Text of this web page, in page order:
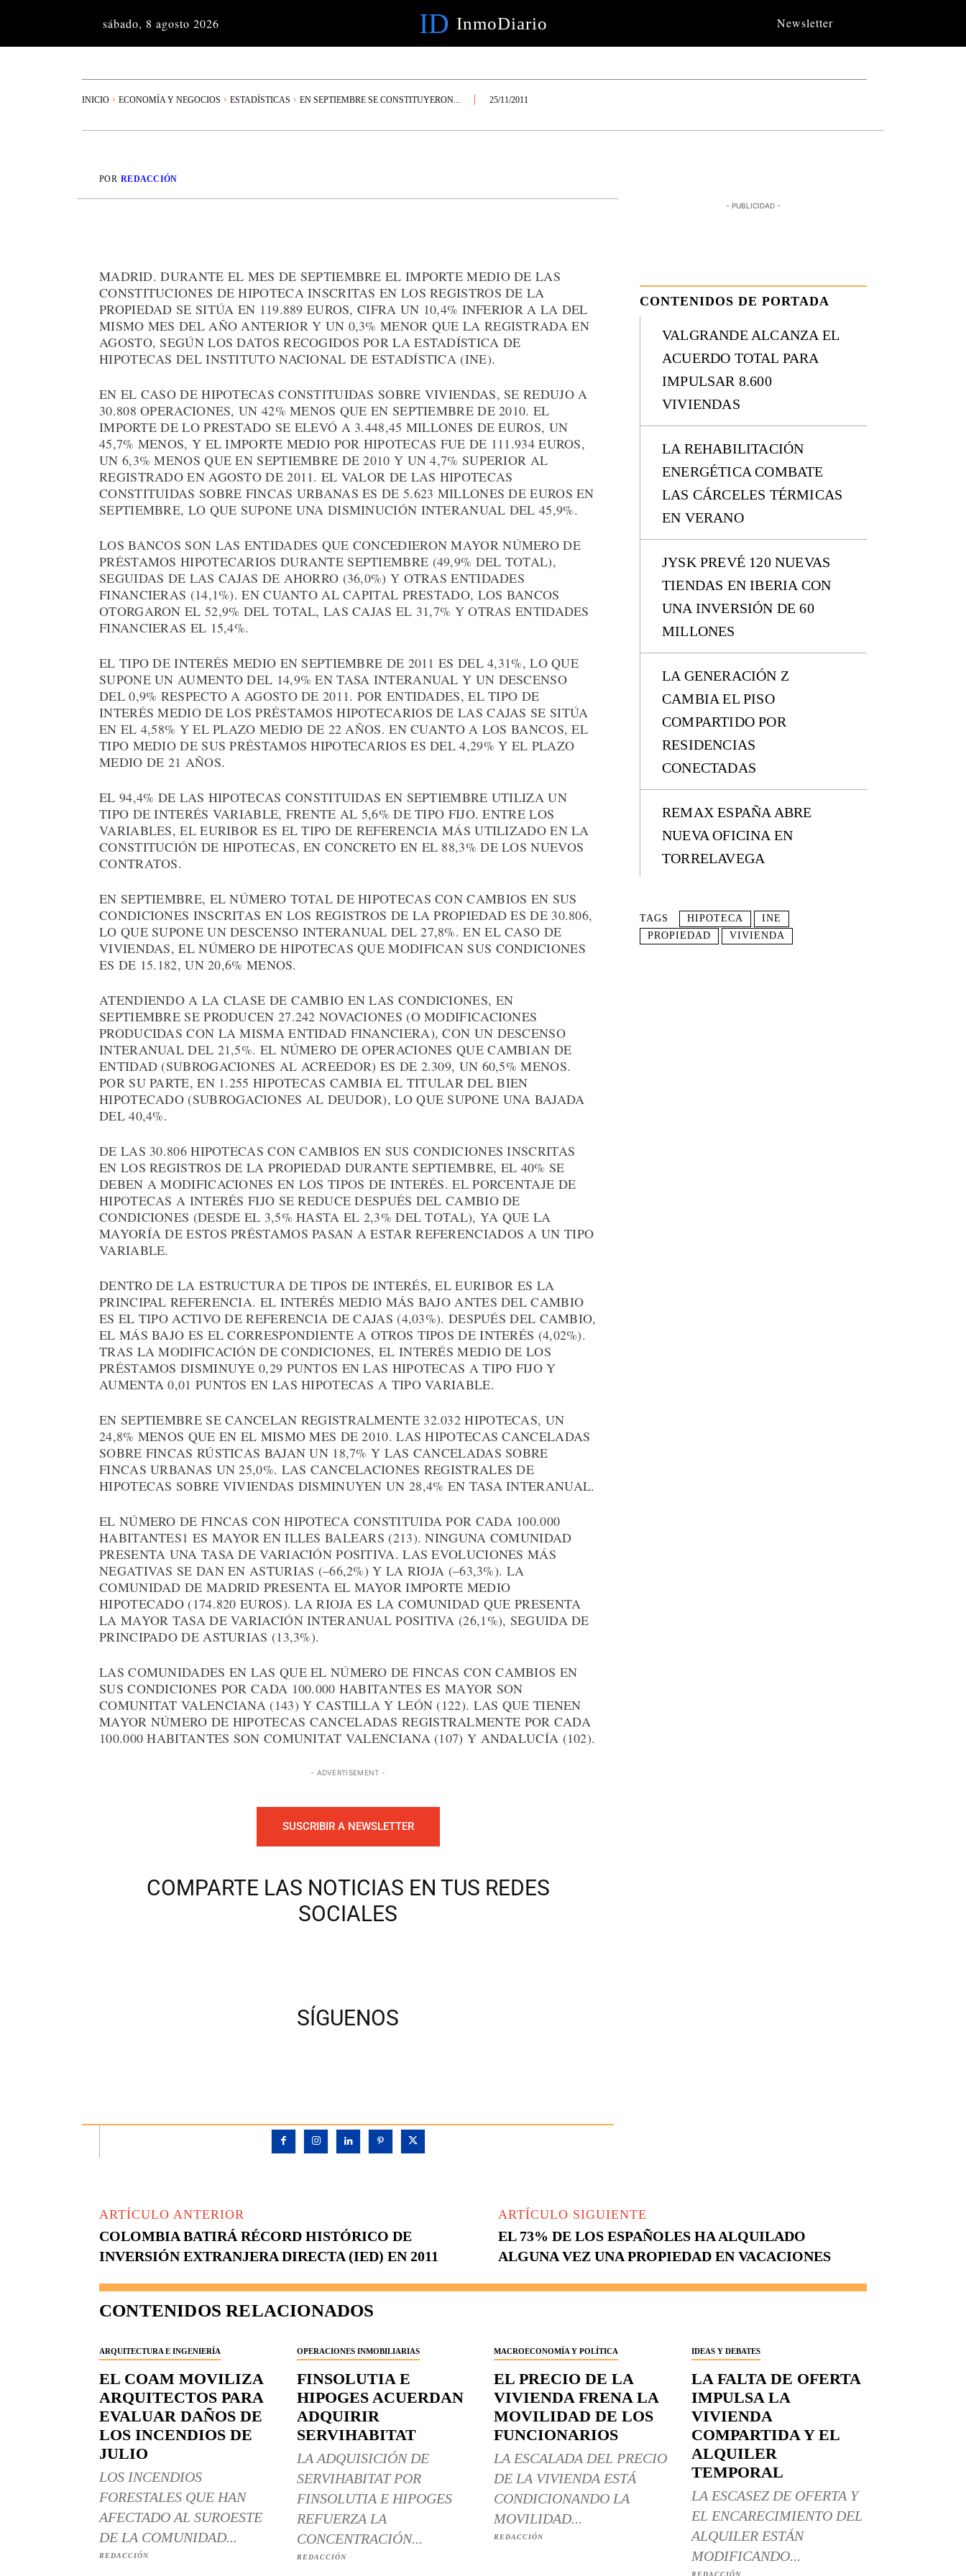
sábado, 8 agosto 2026 ID InmoDiario Newsletter
INICIO ECONOMÍA Y NEGOCIOS ESTADÍSTICAS EN SEPTIEMBRE SE CONSTITUYERON... 25/11/2011
POR REDACCIÓN
MADRID. DURANTE EL MES DE SEPTIEMBRE EL IMPORTE MEDIO DE LAS
CONSTITUCIONES DE HIPOTECA INSCRITAS EN LOS REGISTROS DE LA
PROPIEDAD SE SITÚA EN 119.889 EUROS, CIFRA UN 10,4% INFERIOR A LA DEL
MISMO MES DEL AÑO ANTERIOR Y UN 0,3% MENOR QUE LA REGISTRADA EN
AGOSTO, SEGÚN LOS DATOS RECOGIDOS POR LA ESTADÍSTICA DE
HIPOTECAS DEL INSTITUTO NACIONAL DE ESTADÍSTICA (INE).
EN EL CASO DE HIPOTECAS CONSTITUIDAS SOBRE VIVIENDAS, SE REDUJO A
30.808 OPERACIONES, UN 42% MENOS QUE EN SEPTIEMBRE DE 2010. EL
IMPORTE DE LO PRESTADO SE ELEVÓ A 3.448,45 MILLONES DE EUROS, UN
45,7% MENOS, Y EL IMPORTE MEDIO POR HIPOTECAS FUE DE 111.934 EUROS,
UN 6,3% MENOS QUE EN SEPTIEMBRE DE 2010 Y UN 4,7% SUPERIOR AL
REGISTRADO EN AGOSTO DE 2011. EL VALOR DE LAS HIPOTECAS
CONSTITUIDAS SOBRE FINCAS URBANAS ES DE 5.623 MILLONES DE EUROS EN
SEPTIEMBRE, LO QUE SUPONE UNA DISMINUCIÓN INTERANUAL DEL 45,9%.
LOS BANCOS SON LAS ENTIDADES QUE CONCEDIERON MAYOR NÚMERO DE
PRÉSTAMOS HIPOTECARIOS DURANTE SEPTIEMBRE (49,9% DEL TOTAL),
SEGUIDAS DE LAS CAJAS DE AHORRO (36,0%) Y OTRAS ENTIDADES
FINANCIERAS (14,1%). EN CUANTO AL CAPITAL PRESTADO, LOS BANCOS
OTORGARON EL 52,9% DEL TOTAL, LAS CAJAS EL 31,7% Y OTRAS ENTIDADES
FINANCIERAS EL 15,4%.
EL TIPO DE INTERÉS MEDIO EN SEPTIEMBRE DE 2011 ES DEL 4,31%, LO QUE
SUPONE UN AUMENTO DEL 14,9% EN TASA INTERANUAL Y UN DESCENSO
DEL 0,9% RESPECTO A AGOSTO DE 2011. POR ENTIDADES, EL TIPO DE
INTERÉS MEDIO DE LOS PRÉSTAMOS HIPOTECARIOS DE LAS CAJAS SE SITÚA
EN EL 4,58% Y EL PLAZO MEDIO DE 22 AÑOS. EN CUANTO A LOS BANCOS, EL
TIPO MEDIO DE SUS PRÉSTAMOS HIPOTECARIOS ES DEL 4,29% Y EL PLAZO
MEDIO DE 21 AÑOS.
EL 94,4% DE LAS HIPOTECAS CONSTITUIDAS EN SEPTIEMBRE UTILIZA UN
TIPO DE INTERÉS VARIABLE, FRENTE AL 5,6% DE TIPO FIJO. ENTRE LOS
VARIABLES, EL EURIBOR ES EL TIPO DE REFERENCIA MÁS UTILIZADO EN LA
CONSTITUCIÓN DE HIPOTECAS, EN CONCRETO EN EL 88,3% DE LOS NUEVOS
CONTRATOS.
EN SEPTIEMBRE, EL NÚMERO TOTAL DE HIPOTECAS CON CAMBIOS EN SUS
CONDICIONES INSCRITAS EN LOS REGISTROS DE LA PROPIEDAD ES DE 30.806,
LO QUE SUPONE UN DESCENSO INTERANUAL DEL 27,8%. EN EL CASO DE
VIVIENDAS, EL NÚMERO DE HIPOTECAS QUE MODIFICAN SUS CONDICIONES
ES DE 15.182, UN 20,6% MENOS.
ATENDIENDO A LA CLASE DE CAMBIO EN LAS CONDICIONES, EN
SEPTIEMBRE SE PRODUCEN 27.242 NOVACIONES (O MODIFICACIONES
PRODUCIDAS CON LA MISMA ENTIDAD FINANCIERA), CON UN DESCENSO
INTERANUAL DEL 21,5%. EL NÚMERO DE OPERACIONES QUE CAMBIAN DE
ENTIDAD (SUBROGACIONES AL ACREEDOR) ES DE 2.309, UN 60,5% MENOS.
POR SU PARTE, EN 1.255 HIPOTECAS CAMBIA EL TITULAR DEL BIEN
HIPOTECADO (SUBROGACIONES AL DEUDOR), LO QUE SUPONE UNA BAJADA
DEL 40,4%.
DE LAS 30.806 HIPOTECAS CON CAMBIOS EN SUS CONDICIONES INSCRITAS
EN LOS REGISTROS DE LA PROPIEDAD DURANTE SEPTIEMBRE, EL 40% SE
DEBEN A MODIFICACIONES EN LOS TIPOS DE INTERÉS. EL PORCENTAJE DE
HIPOTECAS A INTERÉS FIJO SE REDUCE DESPUÉS DEL CAMBIO DE
CONDICIONES (DESDE EL 3,5% HASTA EL 2,3% DEL TOTAL), YA QUE LA
MAYORÍA DE ESTOS PRÉSTAMOS PASAN A ESTAR REFERENCIADOS A UN TIPO
VARIABLE.
DENTRO DE LA ESTRUCTURA DE TIPOS DE INTERÉS, EL EURIBOR ES LA
PRINCIPAL REFERENCIA. EL INTERÉS MEDIO MÁS BAJO ANTES DEL CAMBIO
ES EL TIPO ACTIVO DE REFERENCIA DE CAJAS (4,03%). DESPUÉS DEL CAMBIO,
EL MÁS BAJO ES EL CORRESPONDIENTE A OTROS TIPOS DE INTERÉS (4,02%).
TRAS LA MODIFICACIÓN DE CONDICIONES, EL INTERÉS MEDIO DE LOS
PRÉSTAMOS DISMINUYE 0,29 PUNTOS EN LAS HIPOTECAS A TIPO FIJO Y
AUMENTA 0,01 PUNTOS EN LAS HIPOTECAS A TIPO VARIABLE.
EN SEPTIEMBRE SE CANCELAN REGISTRALMENTE 32.032 HIPOTECAS, UN
24,8% MENOS QUE EN EL MISMO MES DE 2010. LAS HIPOTECAS CANCELADAS
SOBRE FINCAS RÚSTICAS BAJAN UN 18,7% Y LAS CANCELADAS SOBRE
FINCAS URBANAS UN 25,0%. LAS CANCELACIONES REGISTRALES DE
HIPOTECAS SOBRE VIVIENDAS DISMINUYEN UN 28,4% EN TASA INTERANUAL.
EL NÚMERO DE FINCAS CON HIPOTECA CONSTITUIDA POR CADA 100.000
HABITANTES1 ES MAYOR EN ILLES BALEARS (213). NINGUNA COMUNIDAD
PRESENTA UNA TASA DE VARIACIÓN POSITIVA. LAS EVOLUCIONES MÁS
NEGATIVAS SE DAN EN ASTURIAS (–66,2%) Y LA RIOJA (–63,3%). LA
COMUNIDAD DE MADRID PRESENTA EL MAYOR IMPORTE MEDIO
HIPOTECADO (174.820 EUROS). LA RIOJA ES LA COMUNIDAD QUE PRESENTA
LA MAYOR TASA DE VARIACIÓN INTERANUAL POSITIVA (26,1%), SEGUIDA DE
PRINCIPADO DE ASTURIAS (13,3%).
LAS COMUNIDADES EN LAS QUE EL NÚMERO DE FINCAS CON CAMBIOS EN
SUS CONDICIONES POR CADA 100.000 HABITANTES ES MAYOR SON
COMUNITAT VALENCIANA (143) Y CASTILLA Y LEÓN (122). LAS QUE TIENEN
MAYOR NÚMERO DE HIPOTECAS CANCELADAS REGISTRALMENTE POR CADA
100.000 HABITANTES SON COMUNITAT VALENCIANA (107) Y ANDALUCÍA (102).
- ADVERTISEMENT -
SUSCRIBIR A NEWSLETTER
COMPARTE LAS NOTICIAS EN TUS REDES
SOCIALES
SÍGUENOS
- PUBLICIDAD -
CONTENIDOS DE PORTADA
VALGRANDE ALCANZA EL
ACUERDO TOTAL PARA
IMPULSAR 8.600
VIVIENDAS
LA REHABILITACIÓN
ENERGÉTICA COMBATE
LAS CÁRCELES TÉRMICAS
EN VERANO
JYSK PREVÉ 120 NUEVAS
TIENDAS EN IBERIA CON
UNA INVERSIÓN DE 60
MILLONES
LA GENERACIÓN Z
CAMBIA EL PISO
COMPARTIDO POR
RESIDENCIAS
CONECTADAS
REMAX ESPAÑA ABRE
NUEVA OFICINA EN
TORRELAVEGA
TAGS HIPOTECA
INE
PROPIEDAD
VIVIENDA
ARTÍCULO ANTERIOR
COLOMBIA BATIRÁ RÉCORD HISTÓRICO DE
INVERSIÓN EXTRANJERA DIRECTA (IED) EN 2011
ARTÍCULO SIGUIENTE
EL 73% DE LOS ESPAÑOLES HA ALQUILADO
ALGUNA VEZ UNA PROPIEDAD EN VACACIONES
CONTENIDOS RELACIONADOS
ARQUITECTURA E INGENIERÍA
EL COAM MOVILIZA
ARQUITECTOS PARA
EVALUAR DAÑOS DE
LOS INCENDIOS DE
JULIO
LOS INCENDIOS
FORESTALES QUE HAN
AFECTADO AL SUROESTE
DE LA COMUNIDAD...
REDACCIÓN
OPERACIONES INMOBILIARIAS
FINSOLUTIA E
HIPOGES ACUERDAN
ADQUIRIR
SERVIHABITAT
LA ADQUISICIÓN DE
SERVIHABITAT POR
FINSOLUTIA E HIPOGES
REFUERZA LA
CONCENTRACIÓN...
REDACCIÓN
MACROECONOMÍA Y POLÍTICA
EL PRECIO DE LA
VIVIENDA FRENA LA
MOVILIDAD DE LOS
FUNCIONARIOS
LA ESCALADA DEL PRECIO
DE LA VIVIENDA ESTÁ
CONDICIONANDO LA
MOVILIDAD...
REDACCIÓN
IDEAS Y DEBATES
LA FALTA DE OFERTA
IMPULSA LA
VIVIENDA
COMPARTIDA Y EL
ALQUILER
TEMPORAL
LA ESCASEZ DE OFERTA Y
EL ENCARECIMIENTO DEL
ALQUILER ESTÁN
MODIFICANDO...
REDACCIÓN